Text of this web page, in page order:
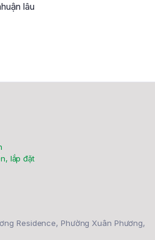
lâu
lắp đặt
Residence, Phường Xuân Phương,